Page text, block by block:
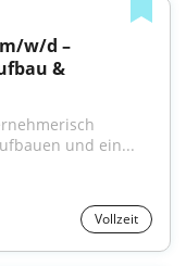
w/d –
&
und ein...
Vollzeit